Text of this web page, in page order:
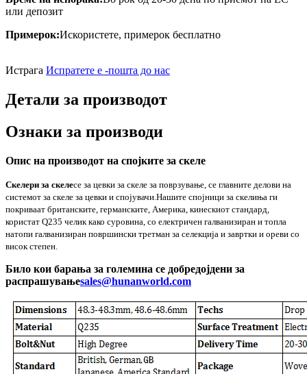
или депозит
Примерок:Искористете, примерок бесплатно
Истрага Испратете е -пошта до нас
Детали за производот
Ознаки за производи
Опис на производот на спојките за скеле
Скелери за скелесе за цевки за скеле за поврзување, се главните делови на
системот за скеле за цевки и спојувачи. Нашите спојници за скелиња ги
покриваат британските, германските, Америка, кинескиот стандард,
користат Q235 челик како суровина, со електричен галванизиран и топла
натопи галванизиран површински третман за селекција и завртки и ореви со
висок степен.
Било кои барања за големина се добредојдени за
распрашувањеsales@hunanworld.com